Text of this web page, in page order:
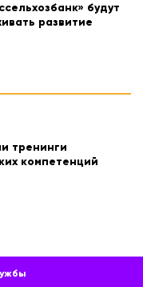
будут
развитие
тренинги
компетенций